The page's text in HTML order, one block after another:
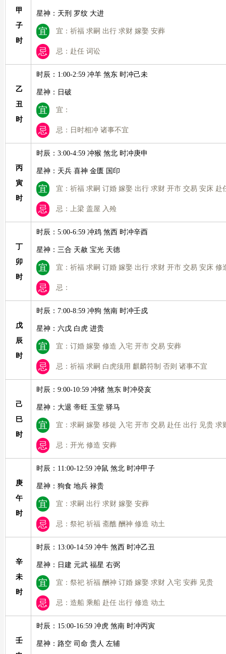
甲
子
时
星神：天刑 罗纹 大进
宜 宜：祈福 求嗣 出行 求财 嫁娶 安葬
忌 忌：赴任 词讼
乙
丑
时
时辰：1:00-2:59 冲羊 煞东 时冲己未
星神：日破
宜 宜：
忌 忌：日时相冲 诸事不宜
丙
寅
时
时辰：3:00-4:59 冲猴 煞北 时冲庚申
星神：天兵 喜神 金匮 国印
宜 宜：祈福 求嗣 订婚 嫁娶 出行 求财 开市 交易 安床 赴
忌 忌：上梁 盖屋 入殓
丁
卯
时
时辰：5:00-6:59 冲鸡 煞西 时冲辛酉
星神：三合 天赦 宝光 天德
宜 宜：祈福 求嗣 订婚 嫁娶 出行 求财 开市 交易 安床 修
忌 忌：
戊
辰
时
时辰：7:00-8:59 冲狗 煞南 时冲壬戍
星神：六戊 白虎 进贵
宜 宜：订婚 嫁娶 修造 入宅 开市 交易 安葬
忌 忌：祈福 求嗣 白虎须用 麒麟符制 否则 诸事不宜
己
巳
时
时辰：9:00-10:59 冲猪 煞东 时冲癸亥
星神：大退 帝旺 玉堂 驿马
宜 宜：求嗣 嫁娶 移徙 入宅 开市 交易 赴任 出行 见贵 求
忌 忌：开光 修造 安葬
庚
午
时
时辰：11:00-12:59 冲鼠 煞北 时冲甲子
星神：狗食 地兵 禄贵
宜 宜：求嗣 出行 求财 嫁娶 安葬
忌 忌：祭祀 祈福 斋醮 酬神 修造 动土
辛
未
时
时辰：13:00-14:59 冲牛 煞西 时冲乙丑
星神：日建 元武 福星 右弼
宜 宜：祭祀 祈福 酬神 订婚 嫁娶 求财 入宅 安葬 见贵
忌 忌：造船 乘船 赴任 出行 修造 动土
壬
时辰：15:00-16:59 冲虎 煞南 时冲丙寅
星神：路空 司命 贵人 左辅